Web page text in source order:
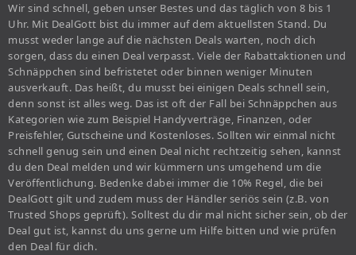
Wir sind schnell, geben unser Bestes und das täglich von 8 bis 1
Uhr. Mit DealGott bist du immer auf dem aktuellsten Stand. Du
musst weder lange auf die nächsten Deals warten, noch dich
sorgen, dass du einen Deal verpasst. Viele der Rabattaktionen und
Schnäppchen sind befristetet oder binnen weniger Minuten
ausverkauft. Das heißt, du musst bei einigen Deals schnell sein,
denn sonst ist alles weg. Das ist oft der Fall bei Schnäppchen aus
Kategorien wie zum Beispiel Handyverträge, Finanzen, oder
Preisfehler, Gutscheine und Kostenloses. Sollten wir einmal nicht
schnell genug sein und einen Deal nicht rechtzeitig sehen, kannst
du den Deal melden und wir kümmern uns umgehend um die
Veröffentlichung. Bedenke dabei immer die 10% Regel, die bei
DealGott gilt und zudem muss der Händler seriös sein (z.B. von
Trusted Shops geprüft). Solltest du dir mal nicht sicher sein, ob der
Deal gut ist, kannst du uns gerne um Hilfe bitten und wie prüfen
den Deal für dich.